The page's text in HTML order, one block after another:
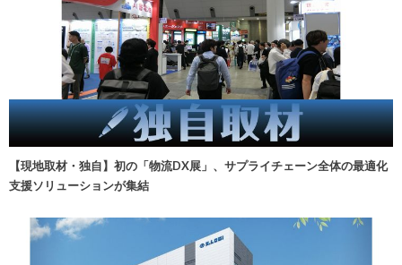
【現地取材・独自】初の「物流DX展」、サプライチェーン全体の最適化
支援ソリューションが集結